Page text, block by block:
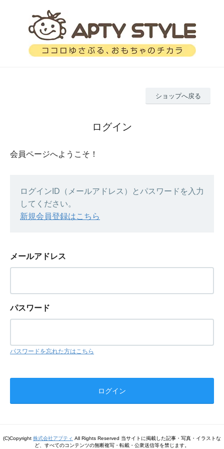
ショップへ戻る
ログイン
会員ページへようこそ！
ログインID（メールアドレス）とパスワードを入力
してください。
新規会員登録はこちら
メールアドレス
パスワード
パスワードを忘れた方はこちら
(C)Copyright 株式会社アプティ All Rights Reserved 当サイトに掲載した記事・写真・イラストな
ど、すべてのコンテンツの無断複写・転載・公衆送信等を禁じます。